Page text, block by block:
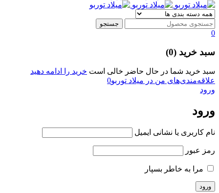
0
سبد خرید (0)
سبد خرید شما در حال حاضر خالی است خرید را ادامه دهید
علاقه‌مندی‌های من در میلاد توربو0
ورود
ورود
نام کاربری یا نشانی ایمیل
رمز عبور
مرا به خاطر بسپار